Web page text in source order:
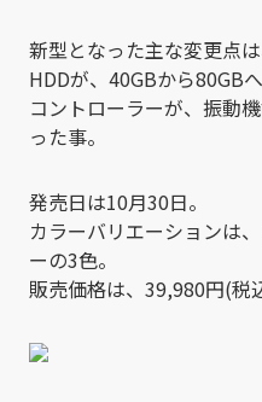
新型となった主な変更点は
HDDが、40GBから80GB
コントローラーが、振動
った事。
発売日は10月30日。
カラーバリエーションは
ーの3色。
販売価格は、39,980円(税